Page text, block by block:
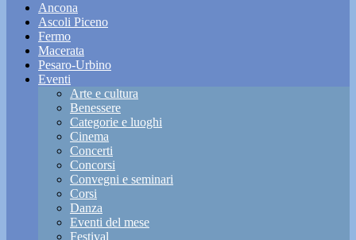
Ancona
Ascoli Piceno
Fermo
Macerata
Pesaro-Urbino
Eventi
Arte e cultura
Benessere
Categorie e luoghi
Cinema
Concerti
Concorsi
Convegni e seminari
Corsi
Danza
Eventi del mese
Festival